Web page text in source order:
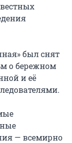
был снят
о бережном
и её
— всемирно